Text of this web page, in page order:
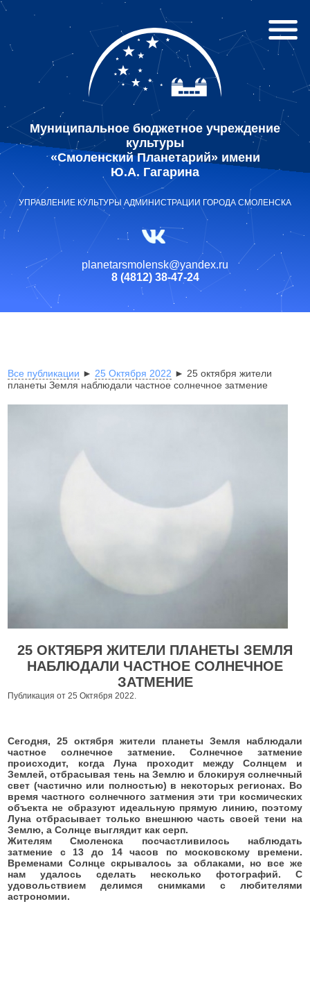
Муниципальное бюджетное учреждение
культуры
«Смоленский Планетарий» имени
Ю.А. Гагарина
УПРАВЛЕНИЕ КУЛЬТУРЫ АДМИНИСТРАЦИИ ГОРОДА СМОЛЕНСКА
planetarsmolensk@yandex.ru
8 (4812) 38-47-24
Все публикации ► 25 Октября 2022 ► 25 октября жители
планеты Земля наблюдали частное солнечное затмение
25 ОКТЯБРЯ ЖИТЕЛИ ПЛАНЕТЫ ЗЕМЛЯ
НАБЛЮДАЛИ ЧАСТНОЕ СОЛНЕЧНОЕ
ЗАТМЕНИЕ
Публикация от 25 Октября 2022.
Сегодня, 25 октября жители планеты Земля наблюдали
частное солнечное затмение. Солнечное затмение
происходит, когда Луна проходит между Солнцем и
Землей, отбрасывая тень на Землю и блокируя солнечный
свет (частично или полностью) в некоторых регионах. Во
время частного солнечного затмения эти три космических
объекта не образуют идеальную прямую линию, поэтому
Луна отбрасывает только внешнюю часть своей тени на
Землю, а Солнце выглядит как серп.
Жителям Смоленска посчастливилось наблюдать
затмение с 13 до 14 часов по московскому времени.
Временами Солнце скрывалось за облаками, но все же
нам удалось сделать несколько фотографий. С
удовольствием делимся снимками с любителями
астрономии.